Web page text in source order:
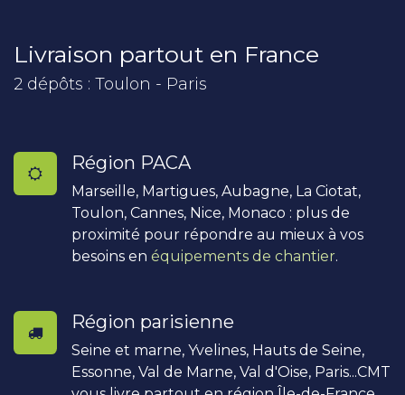
Livraison partout en France
2 dépôts : Toulon - Paris
Région PACA
Marseille, Martigues, Aubagne, La Ciotat,
Toulon, Cannes, Nice, Monaco : plus de
proximité pour répondre au mieux à vos
besoins en équipements de chantier.
Région parisienne
Seine et marne, Yvelines, Hauts de Seine,
Essonne, Val de Marne, Val d'Oise, Paris...CMT